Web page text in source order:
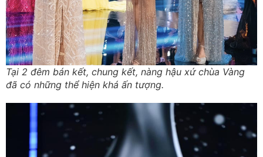
Tại 2 đêm bán kết, chung kết, nàng hậu xứ chùa Vàng
đã có những thể hiện khá ấn tượng.